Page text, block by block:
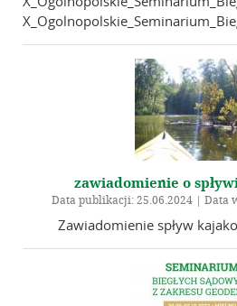
zawiadomienie o
Data publikacji: 25.06.2024 | Data
Zawiadomienie spływ